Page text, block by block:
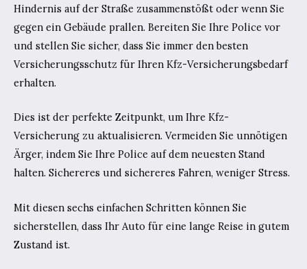
Hindernis auf der Straße zusammenstößt oder wenn Sie
gegen ein Gebäude prallen. Bereiten Sie Ihre Police vor
und stellen Sie sicher, dass Sie immer den besten
Versicherungsschutz für Ihren Kfz-Versicherungsbedarf
erhalten.
Dies ist der perfekte Zeitpunkt, um Ihre Kfz-
Versicherung zu aktualisieren. Vermeiden Sie unnötigen
Ärger, indem Sie Ihre Police auf dem neuesten Stand
halten. Sichereres und sichereres Fahren, weniger Stress.
Mit diesen sechs einfachen Schritten können Sie
sicherstellen, dass Ihr Auto für eine lange Reise in gutem
Zustand ist.